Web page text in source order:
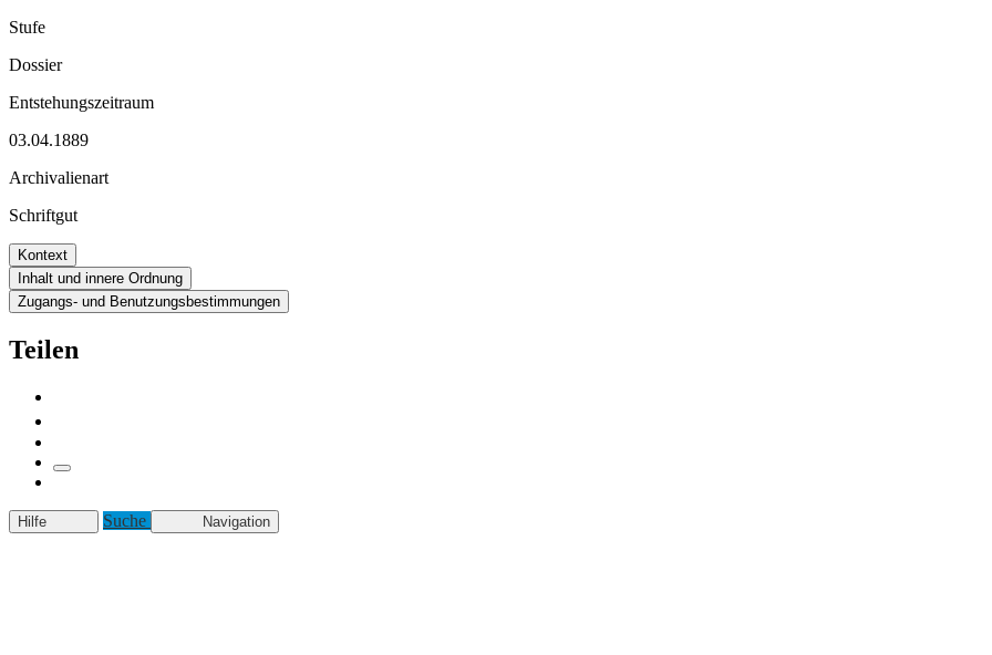
Stufe
Dossier
Entstehungszeitraum
03.04.1889
Archivalienart
Schriftgut
Kontext
Inhalt und innere Ordnung
Zugangs- und Benutzungsbestimmungen
Teilen
Hilfe Suche Navigation